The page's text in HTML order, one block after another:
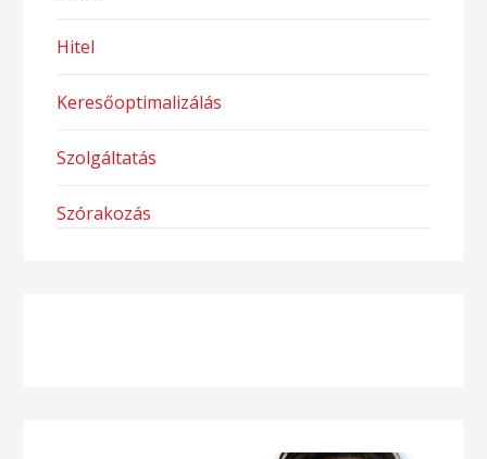
Hitel
Keresőoptimalizálás
Szolgáltatás
Szórakozás